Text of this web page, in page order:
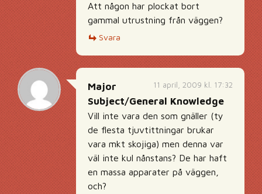
Att någon har plockat bort
gammal utrustning från väggen?
Svara
11 april, 2009 kl. 17:32
Major
Subject/General Knowledge
Vill inte vara den som gnäller (ty
de flesta tjuvtittningar brukar
vara mkt skojiga) men denna var
väl inte kul nånstans? De har haft
en massa apparater på väggen,
och?